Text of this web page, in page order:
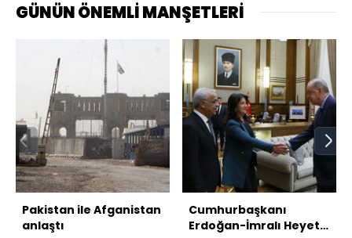
GÜNÜN ÖNEMLİ MANŞETLERİ
Pakistan ile Afganistan
anlaştı
Cumhurbaşkanı
Erdoğan-İmralı Heyeti